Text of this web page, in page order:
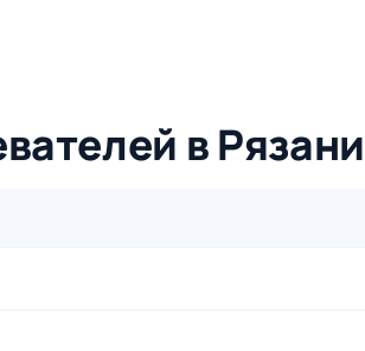
в Рязани